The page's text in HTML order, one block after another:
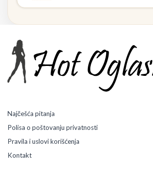
Najčešća pitanja
Polisa o poštovanju privatnosti
Pravila i uslovi korišćenja
Kontakt